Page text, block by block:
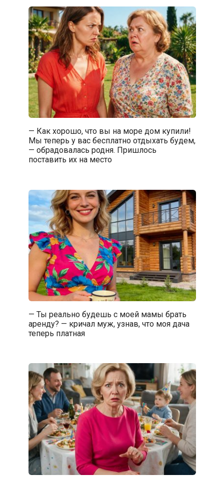
— Как хорошо, что вы на море дом купили!
Мы теперь у вас бесплатно отдыхать будем,
— обрадовалась родня. Пришлось
поставить их на место
— Ты реально будешь с моей мамы брать
аренду? — кричал муж, узнав, что моя дача
теперь платная